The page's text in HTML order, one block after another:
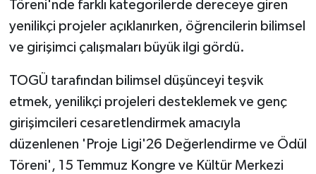
Töreni'nde farklı kategorilerde dereceye giren
yenilikçi projeler açıklanırken, öğrencilerin bilimsel
ve girişimci çalışmaları büyük ilgi gördü.
TOGÜ tarafından bilimsel düşünceyi teşvik
etmek, yenilikçi projeleri desteklemek ve genç
girişimcileri cesaretlendirmek amacıyla
düzenlenen 'Proje Ligi'26 Değerlendirme ve Ödül
Töreni', 15 Temmuz Kongre ve Kültür Merkezi